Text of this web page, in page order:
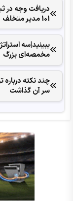
دریافت وجه در
101 مدیر متخلف
ببینید|سه
مخمصه‌ای بزرگ
چند نکته
سر آن گذاشت